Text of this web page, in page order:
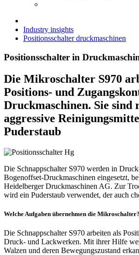
Industry insights
Positionsschalter druckmaschinen
Positionsschalter in
Die Mikroschalter S970
Positions- und
Druckmaschinen. Sie sind
aggressive
Puderstaub
Die Schnappschalter S970 werden in
Bogenoffset-Druckmaschinen eingesetzt,
Heidelberger Druckmaschinen AG. Zur
wird ein Puderstaub verwendet, der auch
Welche Aufgaben übernehmen die Mikroschalter?
Die Schnappschalter S970 arbeiten als
Druck- und Lackwerken. Mit ihrer Hilfe
Walzen und deren Bewegungszustand